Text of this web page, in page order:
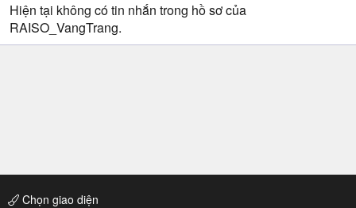
Hiện tại không có tin nhắn trong hồ sơ của
RAISO_VangTrang.
Chọn giao diện